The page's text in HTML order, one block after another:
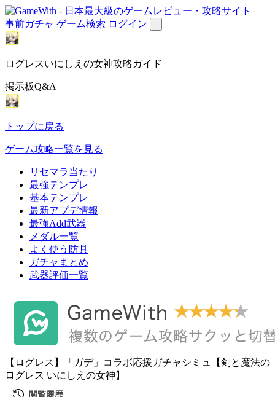
事前ガチャ ゲーム検索 ログイン
ログレスいにしえの女神攻略ガイド
掲示板Q&A
トップに戻る
ゲーム攻略一覧を見る
リセマラ当たり
最強テンプレ
基本テンプレ
最新アプデ情報
最強Add武器
メダル一覧
よく使う防具
ガチャまとめ
武器評価一覧
【ログレス】「ガデ」コラボ応援ガチャシミュ【剣と魔法の
ログレス いにしえの女神】